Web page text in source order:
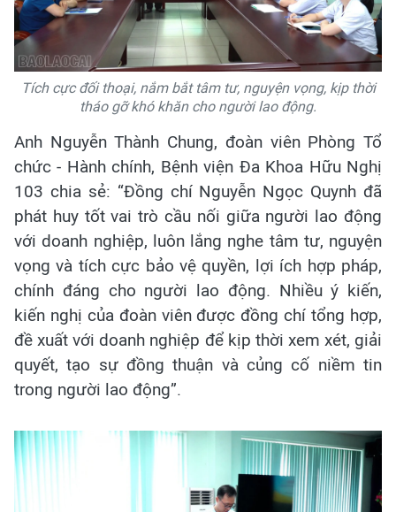
Tích cực đối thoại, nắm bắt tâm tư, nguyện vọng, kịp thời
tháo gỡ khó khăn cho người lao động.
Anh Nguyễn Thành Chung, đoàn viên Phòng Tổ
chức - Hành chính, Bệnh viện Đa Khoa Hữu Nghị
103 chia sẻ: “Đồng chí Nguyễn Ngọc Quynh đã
phát huy tốt vai trò cầu nối giữa người lao động
với doanh nghiệp, luôn lắng nghe tâm tư, nguyện
vọng và tích cực bảo vệ quyền, lợi ích hợp pháp,
chính đáng cho người lao động. Nhiều ý kiến,
kiến nghị của đoàn viên được đồng chí tổng hợp,
đề xuất với doanh nghiệp để kịp thời xem xét, giải
quyết, tạo sự đồng thuận và củng cố niềm tin
trong người lao động”.